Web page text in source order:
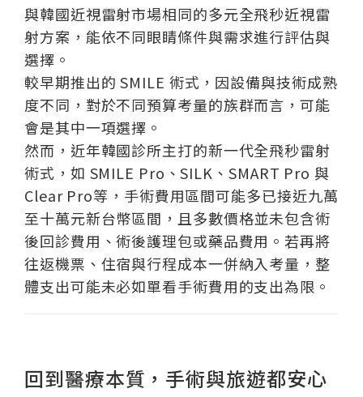
與韓國近視雷射市場相同的多元全飛秒近視雷
射方案，能依不同眼睛條件與需求進行評估與
選擇。
較早期推出的 SMILE 術式，因設備與技術成熟
度不同，對於不同預算考量的族群而言，可能
會是其中一項選擇。
然而，近年韓國診所主打的新一代全飛秒雷射
術式，如 SMILE Pro、SILK、SMART Pro 與
Clear Pro等，手術費用區間可能多已接近九萬
至十萬元新台幣區間，且多數價格並未包含術
後回診費用、術後護理包或藥品費用。若再將
往返機票、住宿與行程成本一併納入考量，整
體支出可能未必如單看手術費用的支出為限。
回到醫療本質，手術與旅遊都安心